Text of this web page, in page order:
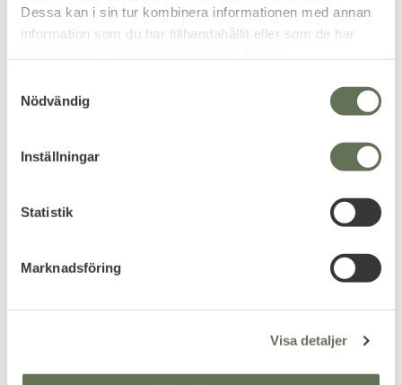
Dessa kan i sin tur kombinera informationen med annan
information som du har tillhandahållit eller som de har
Nödvändig
Inställningar
Statistik
Marknadsföring
Visa detaljer
Sizes Link
Material: 60% cotton / 40% polyester
Reviews